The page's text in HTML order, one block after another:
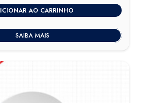
AO CARRINHO
SAIBA MAIS